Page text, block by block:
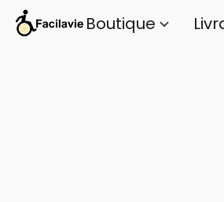
Boutique